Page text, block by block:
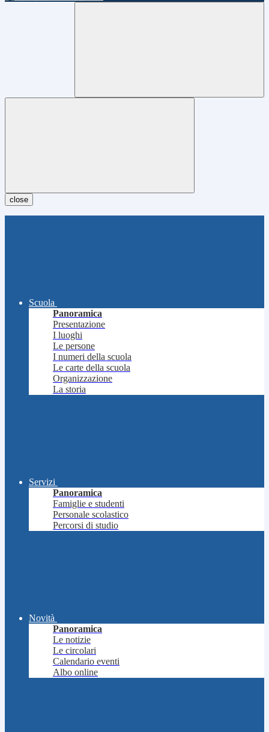
close
Scuola
Panoramica
Presentazione
I luoghi
Le persone
I numeri della scuola
Le carte della scuola
Organizzazione
La storia
Servizi
Panoramica
Famiglie e studenti
Personale scolastico
Percorsi di studio
Novità
Panoramica
Le notizie
Le circolari
Calendario eventi
Albo online